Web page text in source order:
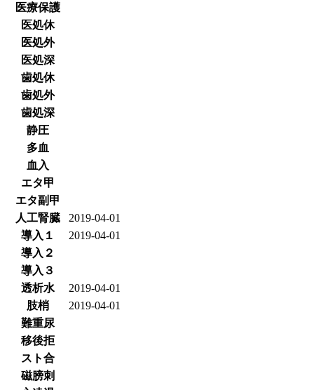
医療保護
医処休
医処外
医処深
歯処休
歯処外
歯処深
静圧
多血
血入
エタ甲
エタ副甲
人工腎臓
2019-04-01
導入１
2019-04-01
導入２
導入３
透析水
2019-04-01
肢梢
2019-04-01
難重尿
移後拒
スト合
磁膀刺